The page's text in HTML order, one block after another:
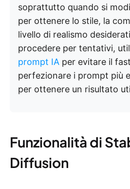
soprattutto quando si
per ottenere lo stile, la
livello di realismo
procedere per tentativi,
prompt IA per evitare il
perfezionare i prompt più
per ottenere un risultato
Funzionalità di
Diffusion